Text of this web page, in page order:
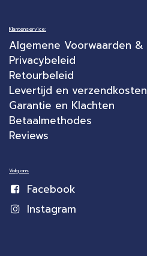
Klantenservice:
Algemene Voorwaarden &
Privacybeleid
Retourbeleid
Levertijd en verzendkosten
Garantie en Klachten
Betaalmethodes
Reviews
Volg ons
Facebook
Instagram